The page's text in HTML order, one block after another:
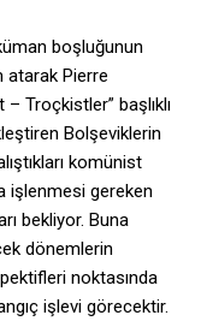
boşluğunun
atarak Pierre
Troçkistler” başlıklı
Bolşeviklerin
komünist
işlenmesi gereken
bekliyor. Buna
dönemlerin
noktasında
işlevi görecektir.